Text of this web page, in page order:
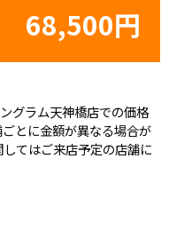
68,500円
グラム天神橋店での価格
とに金額が異なる場合が
てはご来店予定の店舗に